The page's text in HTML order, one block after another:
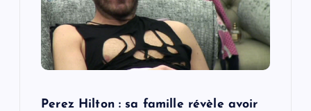
Perez Hilton : sa famille révèle avoir